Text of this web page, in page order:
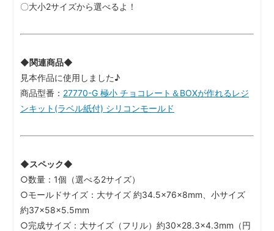
〇大小2サイズから選べるよ！
◆関連商品◆
見本作品に使用しました♪
商品型番： 27770-G 極小 チョコレート＆BOXが作れるレジ
ンキット(ラベル紙付) シリコンモールド
◆スペック◆
○数量：1個（選べる2サイズ）
○モールドサイズ：大サイズ 約34.5×76×8mm、小サイズ
約37×58×5.5mm
○完成サイズ：大サイズ（フリル）約30×28.3×4.3mm（円